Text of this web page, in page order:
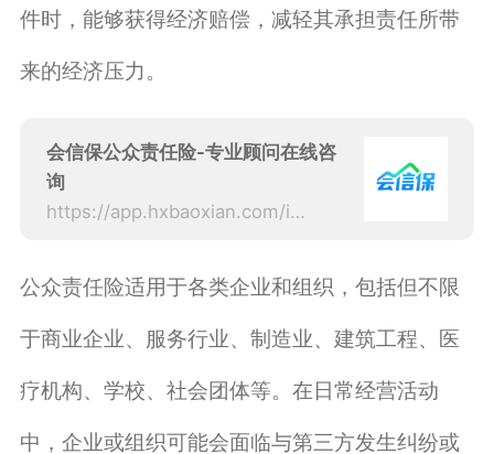
件时，能够获得经济赔偿，减轻其承担责任所带
来的经济压力。
会信保公众责任险-专业顾问在线咨
询
https://app.hxbaoxian.com/insurance?p=1&l=20&t=1&c=0&sourceType=web
公众责任险适用于各类企业和组织，包括但不限
于商业企业、服务行业、制造业、建筑工程、医
疗机构、学校、社会团体等。在日常经营活动
中，企业或组织可能会面临与第三方发生纠纷或